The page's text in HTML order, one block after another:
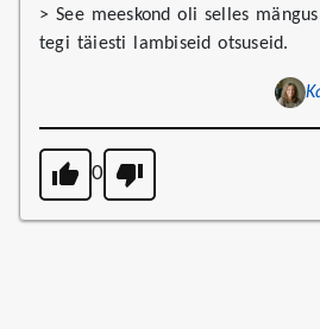
> See meeskond oli selles
tegi täiesti lambiseid otsuseid.
0